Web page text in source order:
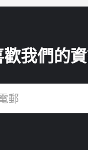
歡我們的